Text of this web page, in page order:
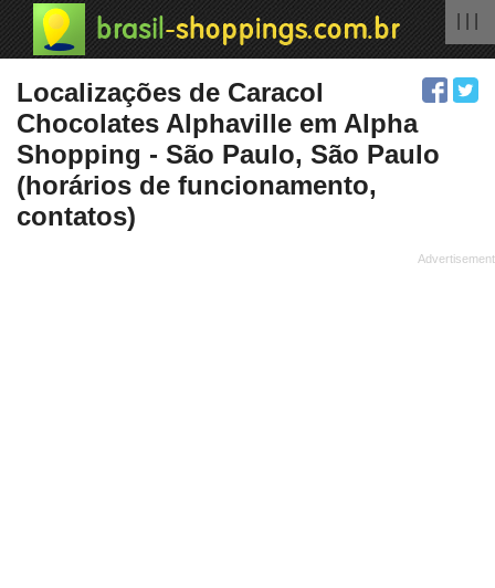
Localizações de Caracol
Chocolates Alphaville em Alpha
Shopping - São Paulo, São Paulo
(horários de funcionamento,
contatos)